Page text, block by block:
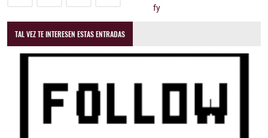
TAL VEZ TE INTERESEN ESTAS ENTRADAS